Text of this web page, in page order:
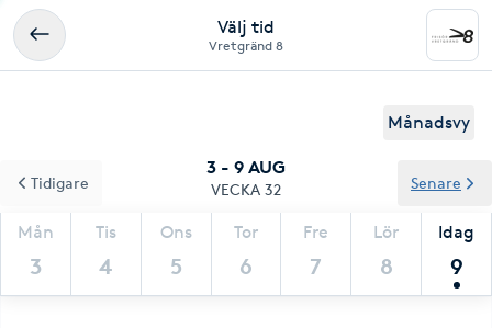
Välj tid
Vretgränd 8
Månadsvy
3 - 9 AUG
VECKA 32
Mån
3
Tis
4
Ons
5
Tor
6
Fre
7
Lör
8
Idag
9
Tidigare Senare